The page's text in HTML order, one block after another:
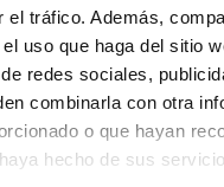
el tráfico. Además,
uso que haga del sitio
redes sociales,
combinarla con otra
o que hayan
hecho de sus
REFINAR